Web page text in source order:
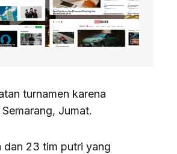
turnamen karena
Jumat.
dan 23 tim putri yang